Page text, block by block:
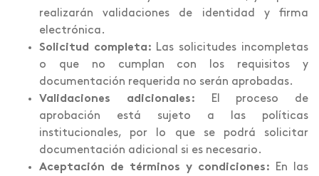
realizarán validaciones de identidad y firma
electrónica.
Solicitud completa: Las solicitudes incompletas
o que no cumplan con los requisitos y
documentación requerida no serán aprobadas.
Validaciones adicionales: El proceso de
aprobación está sujeto a las políticas
institucionales, por lo que se podrá solicitar
documentación adicional si es necesario.
Aceptación de términos y condiciones: En las